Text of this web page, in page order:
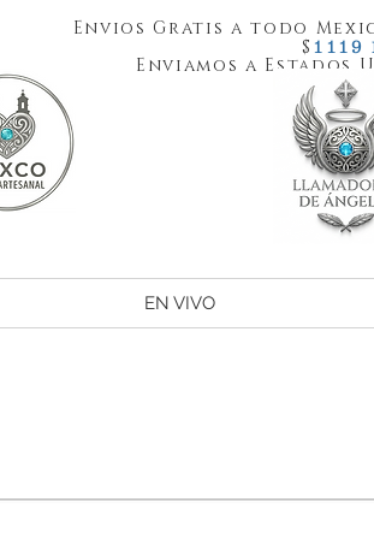
Envios Gratis a todo
$ 1119
Enviamos a Estados
EN VIVO